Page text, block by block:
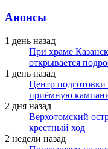
Анонсы
1 день назад
При храме
открывается
1 день назад
Центр подготовки
приёмную
2 дня назад
Верхотомский
крестный ход
2 недели назад